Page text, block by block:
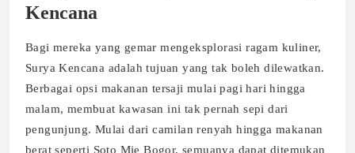
Kencana
Bagi mereka yang gemar mengeksplorasi ragam kuliner,
Surya Kencana adalah tujuan yang tak boleh dilewatkan.
Berbagai opsi makanan tersaji mulai pagi hari hingga
malam, membuat kawasan ini tak pernah sepi dari
pengunjung. Mulai dari camilan renyah hingga makanan
berat seperti Soto Mie Bogor, semuanya dapat ditemukan